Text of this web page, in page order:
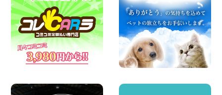
100円レンタカー 墨田文花
2026年08月07日
お盆も休まず営業します! 神奈川県 横浜
旭南本宿町店
100円レンタカー 横浜旭南本宿町
2026年08月07日
坂出川津店